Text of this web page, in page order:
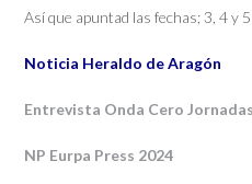
Así que apuntad las fechas; 3, 4 y
Noticia Heraldo de Aragón
Entrevista Onda Cero
NP Eurpa Press 2024